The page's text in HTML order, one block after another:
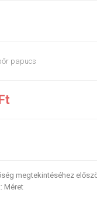
papucs
megtekintéséhez
Méret